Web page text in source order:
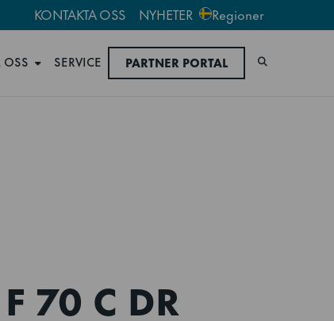
KONTAKTA OSS NYHETER Regioner
SERVICE PARTNER PORTAL Sök
70 C DR